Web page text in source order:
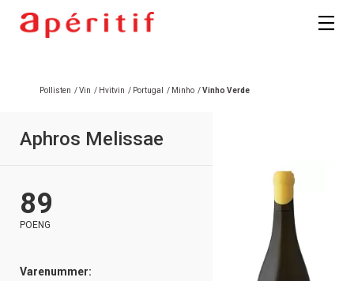
Pollisten /Vin / Hvitvin / Portugal / Minho /Vinho Verde
Aphros Melissae
89
POENG
Varenummer: